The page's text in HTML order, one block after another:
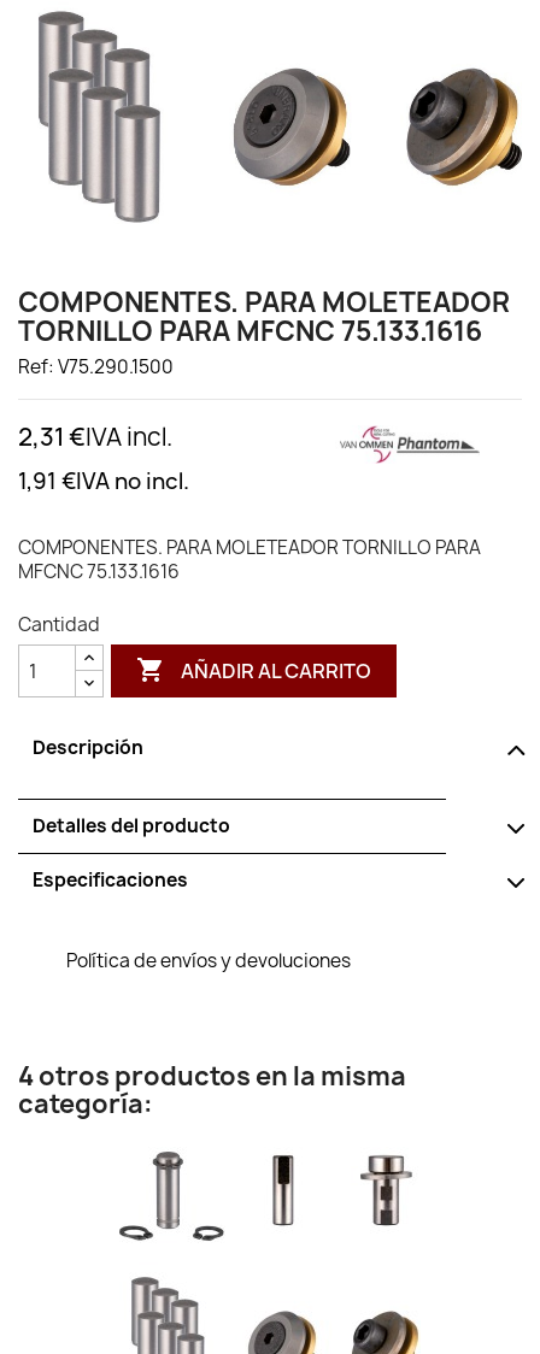
COMPONENTES. PARA MOLETEADOR
TORNILLO PARA MFCNC 75.133.1616
Ref: V75.290.1500
2,31 €IVA incl.
1,91 €IVA no incl.
COMPONENTES. PARA MOLETEADOR TORNILLO PARA
MFCNC 75.133.1616
Cantidad
 AÑADIR AL CARRITO
Descripción
Detalles del producto
Especificaciones
Política de envíos y devoluciones
4 otros productos en la misma
categoría: